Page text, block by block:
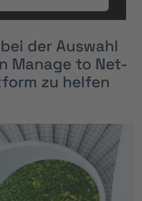
anzusehen.
Informationen
Akzeptieren
der Auswahl
Manage to Net-
zu helfen